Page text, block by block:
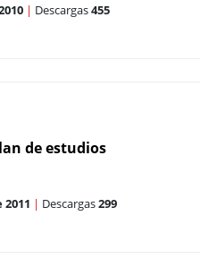
| Descargas455
de estudios
| Descargas299